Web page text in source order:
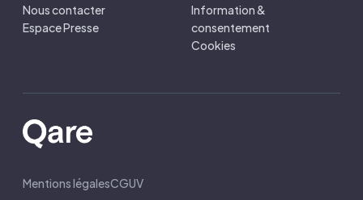
Nous contacter
Espace Presse
Information &
consentement
Cookies
Mentions légalesCGUV